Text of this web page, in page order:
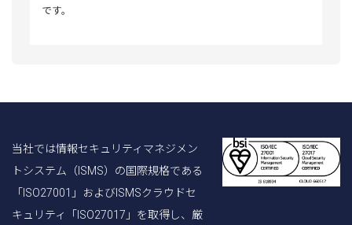
です。
当社では情報セキュリティマネジメン
トシステム（ISMS）の国際規格である
「ISO27001」およびISMSクラウドセ
キュリティ「ISO27017」を取得し、厳